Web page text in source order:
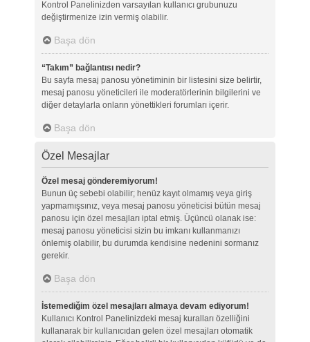
Kontrol Panelinizden varsayılan kullanıcı grubunuzu
değiştirmenize izin vermiş olabilir.
Başa dön
“Takım” bağlantısı nedir?
Bu sayfa mesaj panosu yönetiminin bir listesini size belirtir,
mesaj panosu yöneticileri ile moderatörlerinin bilgilerini ve
diğer detaylarla onların yönettikleri forumları içerir.
Başa dön
Özel Mesajlar
Özel mesaj gönderemiyorum!
Bunun üç sebebi olabilir; henüz kayıt olmamış veya giriş
yapmamışsınız, veya mesaj panosu yöneticisi bütün mesaj
panosu için özel mesajları iptal etmiş. Üçüncü olanak ise:
mesaj panosu yöneticisi sizin bu imkanı kullanmanızı
önlemiş olabilir, bu durumda kendisine nedenini sormanız
gerekir.
Başa dön
İstemediğim özel mesajları almaya devam ediyorum!
Kullanıcı Kontrol Panelinizdeki mesaj kuralları özelliğini
kullanarak bir kullanıcıdan gelen özel mesajları otomatik